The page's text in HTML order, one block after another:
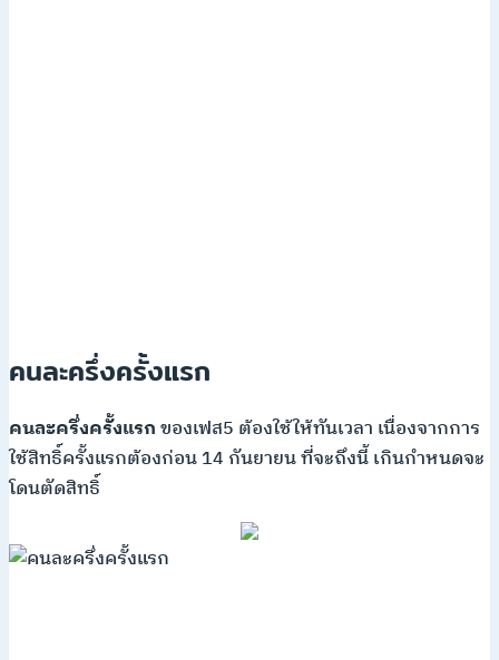
คนละครึ่งครั้งแรก
คนละครึ่งครั้งแรกของเฟส5 ต้องใช้ให้ทันเวลา เนื่องจากการ
ใช้สิทธิ์ครั้งแรกต้องก่อน 14 กันยายน ที่จะถึงนี้ เกินกำหนดจะ
โดนตัดสิทธิ์